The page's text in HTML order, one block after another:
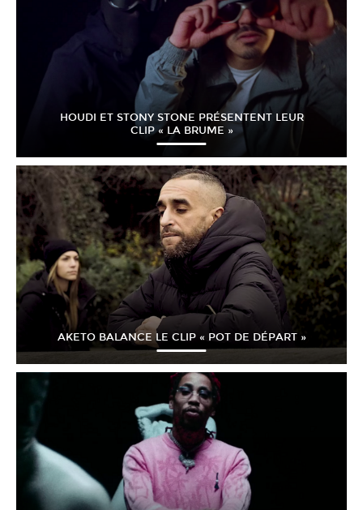
HOUDI ET STONY STONE PRÉSENTENT LEUR
CLIP « LA BRUME »
AKETO BALANCE LE CLIP « POT DE DÉPART »